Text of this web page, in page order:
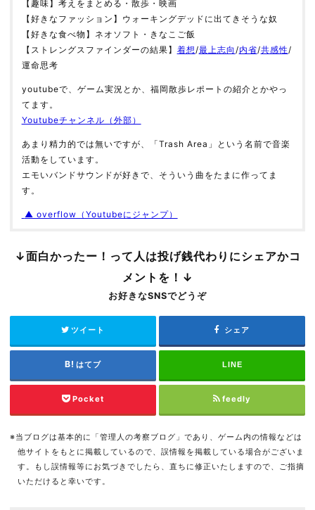
【趣味】考えをまとめる・散歩・映画
【好きなファッション】ウォーキングデッドに出てきそうな奴
【好きな食べ物】ネオソフト・きなこご飯
【ストレングスファインダーの結果】 着想/最上志向 /内省/共感性/
運命思考
youtubeで、ゲーム実況とか、福岡散歩レポートの紹介とかやっ
てます。
Youtubeチャンネル（外部）
あまり精力的では無いですが、「Trash Area」という名前で音楽
活動をしています。
エモいバンドサウンドが好きで、そういう曲をたまに作ってま
す。
▲ overflow（Youtubeにジャンプ）
↓面白かったー！って人は投げ銭代わりにシェアかコ
メントを！↓
お好きなSNSでどうぞ
ツイート シェア
はてブ LINE
Pocket feedly
※当ブログは基本的に「管理人の考察ブログ」であり、ゲーム内の情報などは
他サイトをもとに掲載しているので、誤情報を掲載している場合がございま
す。もし誤情報等にお気づきでしたら、直ちに修正いたしますので、ご指摘
いただけると幸いです。